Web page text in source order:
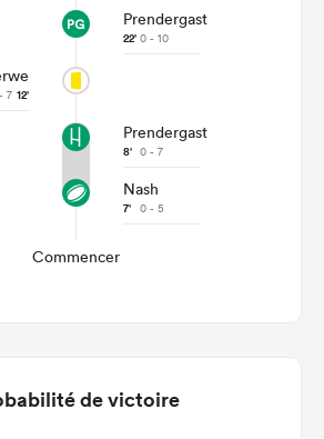
Prendergast
22' 0 - 10
7 12'
Prendergast
8' 0 - 7
Nash
7' 0 - 5
Commencer
de victoire